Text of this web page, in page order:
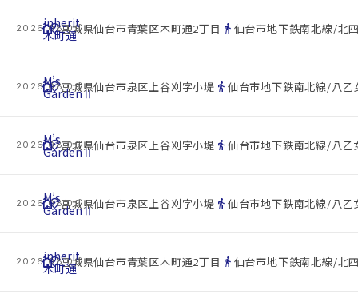
2026.08.09
cottage
inherit
木町通
location_on宮城県仙台市青葉区木町通2丁目 directions_walk 仙台市地下鉄南北線/北
2026.08.09
cottage
M’s
GardenⅡ
location_on宮城県仙台市泉区上谷刈字小堤 directions_walk 仙台市地下鉄南北線/八乙
2026.08.09
cottage
M’s
GardenⅡ
location_on宮城県仙台市泉区上谷刈字小堤 directions_walk 仙台市地下鉄南北線/八乙
2026.08.09
cottage
M’s
GardenⅡ
location_on宮城県仙台市泉区上谷刈字小堤 directions_walk 仙台市地下鉄南北線/八乙
2026.08.09
cottage
inherit
木町通
location_on宮城県仙台市青葉区木町通2丁目 directions_walk 仙台市地下鉄南北線/北